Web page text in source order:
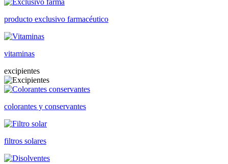
producto exclusivo farmacéutico
vitaminas
excipientes
colorantes y conservantes
filtros solares